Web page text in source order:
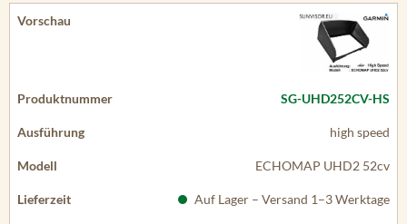
SG-UHD252CV-HS
high speed
ECHOMAP UHD2 52cv
Auf Lager – Versand 1–3 Werktage